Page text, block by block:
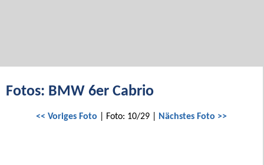
Fotos: BMW 6er Cabrio
<< Voriges Foto | Foto: 10/29 | Nächstes Foto >>